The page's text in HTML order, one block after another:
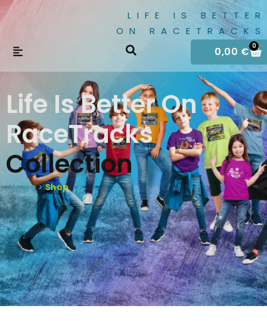
LIFE IS BETTER
ON RACETRACKS
0,00 € 0
Life Is Better On
RaceTracks
Collection
Home >Shop